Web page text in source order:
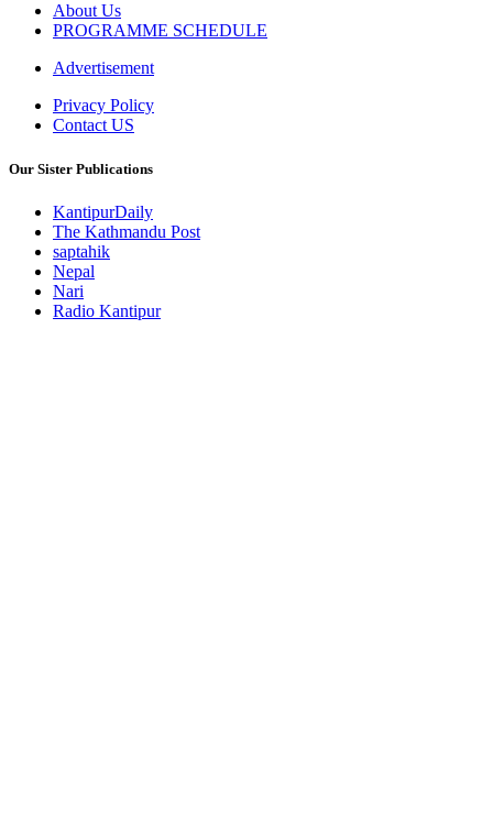
About Us
PROGRAMME SCHEDULE
Advertisement
Privacy Policy
Contact US
Our Sister Publications
KantipurDaily
The Kathmandu Post
saptahik
Nepal
Nari
Radio Kantipur